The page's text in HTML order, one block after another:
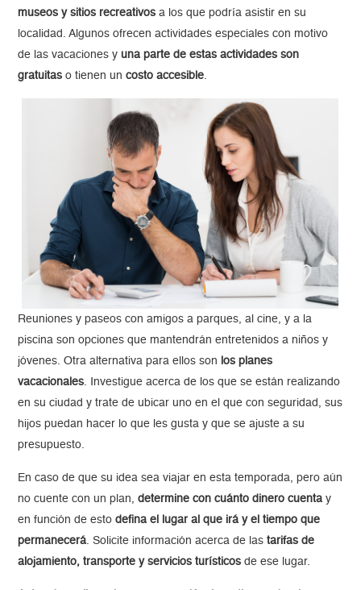
museos y sitios recreativos a los que podría asistir en su
localidad. Algunos ofrecen actividades especiales con motivo
de las vacaciones yuna parte de estas actividades son
gratuitas o tienen uncosto accesible.
Reuniones y paseos con amigos a parques, al cine, y a la
piscina son opciones que mantendrán entretenidos a niños y
jóvenes. Otra alternativa para ellos son los planes
vacacionales. Investigue acerca de los que se están realizando
en su ciudad y trate de ubicar uno en el que con seguridad, sus
hijos puedan hacer lo que les gusta y que se ajuste a su
presupuesto.
En caso de que su idea sea viajar en esta temporada, pero aún
no cuente con un plan,determine con cuánto dinero cuenta y
en función de estodefina el lugar al que irá y el tiempo que
permanecerá. Solicite información acerca de lastarifas de
alojamiento, transporte y servicios turísticos de ese lugar.